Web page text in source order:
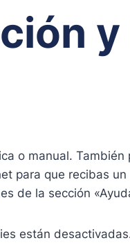
o manual.
para que recibas
de la sección
están